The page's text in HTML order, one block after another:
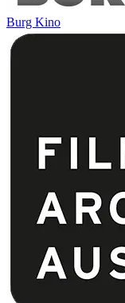
Burg Kino